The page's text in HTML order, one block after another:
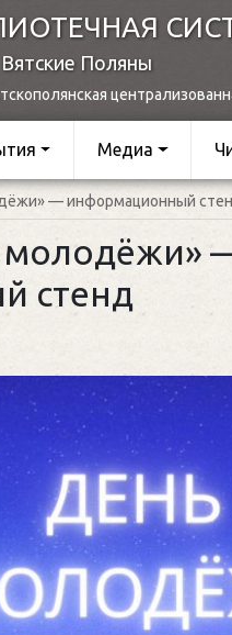
Поляны
Медиа
— информационный
молодёжи»
стенд